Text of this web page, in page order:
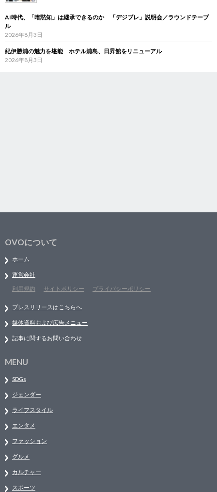
AI時代、「暗黙知」は継承できるのか 「デジブレ」説明会／ラウンドテーブ
ル
2026年8月3日
紀伊勝浦の魅力を堪能 ホテル浦島、日昇館をリニューアル
2026年8月3日
OVOについて
ホーム
運営会社
利用規約
サイトポリシー プライバシーポリシー
プレスリリースはこちらへ
媒体資料および広告メニュー
記事に関するお問い合わせ
MENU
SDGs
ジェンダー
ライフスタイル
エンタメ
ファッション
グルメ
カルチャー
スポーツ